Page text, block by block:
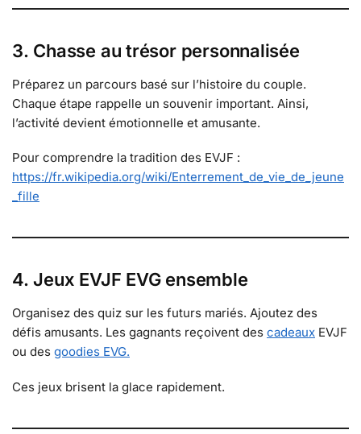
3. Chasse au trésor personnalisée
Préparez un parcours basé sur l’histoire du couple.
Chaque étape rappelle un souvenir important. Ainsi,
l’activité devient émotionnelle et amusante.
Pour comprendre la tradition des EVJF :
https://fr.wikipedia.org/wiki/Enterrement_de_vie_de_jeune
_fille
4. Jeux EVJF EVG ensemble
Organisez des quiz sur les futurs mariés. Ajoutez des
défis amusants. Les gagnants reçoivent des cadeaux EVJF
ou des goodies EVG.
Ces jeux brisent la glace rapidement.